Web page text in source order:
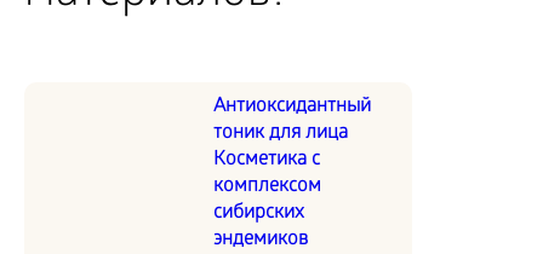
Антиоксидантный
тоник для лица
Косметика с
комплексом
сибирских
эндемиков